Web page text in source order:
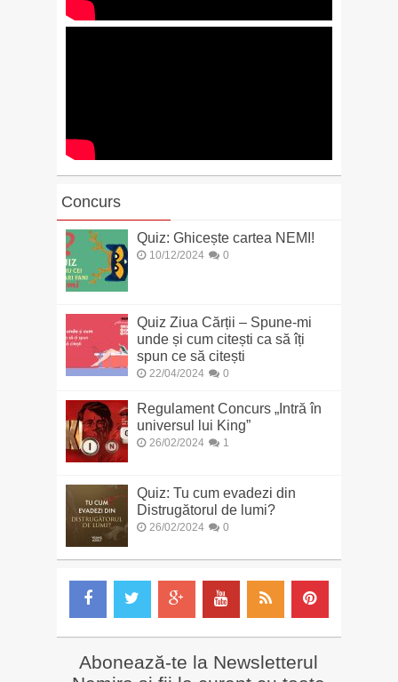
Concurs
Quiz: Ghicește cartea NEMI!
10/12/2024 0
Quiz Ziua Cărții – Spune-mi
unde și cum citești ca să îți
spun ce să citești
22/04/2024 0
Regulament Concurs „Intră în
universul lui King”
26/02/2024 1
Quiz: Tu cum evadezi din
Distrugătorul de lumi?
26/02/2024 0
Abonează-te la Newsletterul